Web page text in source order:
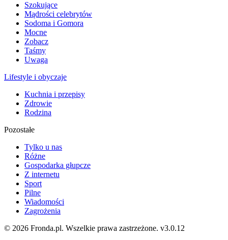
Szokujące
Mądrości celebrytów
Sodoma i Gomora
Mocne
Zobacz
Taśmy
Uwaga
Lifestyle i obyczaje
Kuchnia i przepisy
Zdrowie
Rodzina
Pozostałe
Tylko u nas
Różne
Gospodarka głupcze
Z internetu
Sport
Pilne
Wiadomości
Zagrożenia
© 2026 Fronda.pl. Wszelkie prawa zastrzeżone. v3.0.12